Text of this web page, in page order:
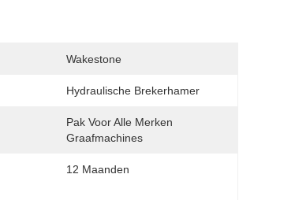
Wakestone
Hydraulische Brekerhamer
Pak Voor Alle Merken
Graafmachines
12 Maanden